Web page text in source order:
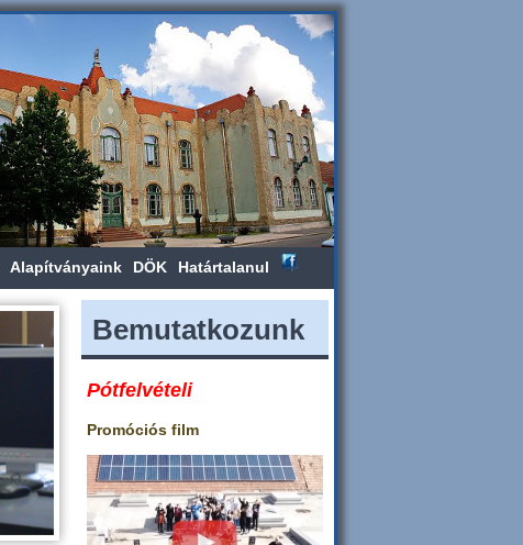
Alapítványaink DÖK Határtalanul
Bemutatkozunk
Pótfelvételi
Promóciós film